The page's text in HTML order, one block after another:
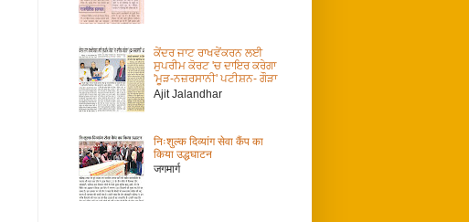
ਕੇਂਦਰ ਜਾਟ ਰਾਖਵੇਂਕਰਨ ਲਈ
ਸੁਪਰੀਮ ਕੋਰਟ 'ਚ ਦਾਇਰ ਕਰੇਗਾ
'ਮੂੜ-ਨਜ਼ਰਸਾਨੀ' ਪਟੀਸ਼ਨ- ਗੌੜਾ
Ajit Jalandhar
निःशुल्क दिव्यांग सेवा कैंप का
किया उद्धघाटन
जगमार्ग